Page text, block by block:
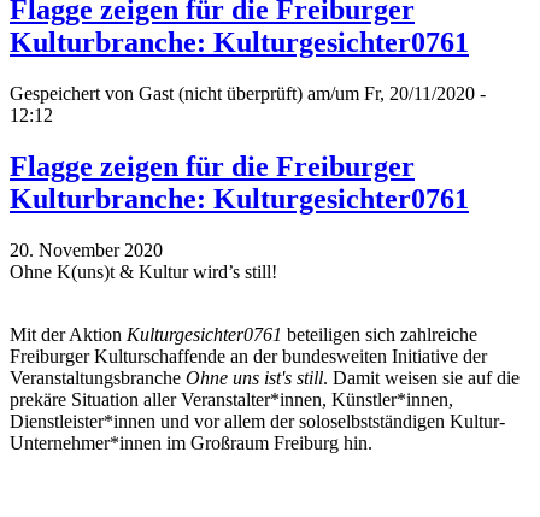
Flagge zeigen für die Freiburger
Kulturbranche: Kulturgesichter0761
Gespeichert von Gast (nicht überprüft) am/um Fr, 20/11/2020 -
12:12
Flagge zeigen für die Freiburger
Kulturbranche: Kulturgesichter0761
20. November 2020
Ohne K(uns)t & Kultur wird’s still!
Mit der Aktion Kulturgesichter0761 beteiligen sich zahlreiche
Freiburger Kulturschaffende an der bundesweiten Initiative der
Veranstaltungsbranche Ohne uns ist's still. Damit weisen sie auf die
prekäre Situation aller Veranstalter*innen, Künstler*innen,
Dienstleister*innen und vor allem der soloselbstständigen Kultur-
Unternehmer*innen im Großraum Freiburg hin.